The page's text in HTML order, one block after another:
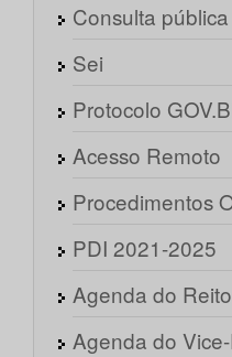
Consulta
Sei
Protocolo
Acesso Remoto
Procedimentos
PDI 2021-2025
Agenda do
Agenda do